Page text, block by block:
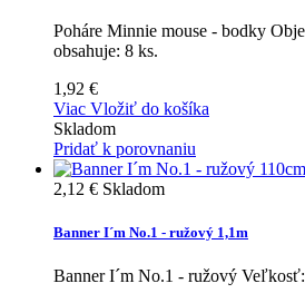
Poháre Minnie mouse - bodky
obsahuje: 8 ks.
1,92 €
Viac Vložiť do košíka
Skladom
Pridať k porovnaniu
2,12 € Skladom
Banner I´m No.1 - ružový 1,1m
Banner I´m No.1 - ružový